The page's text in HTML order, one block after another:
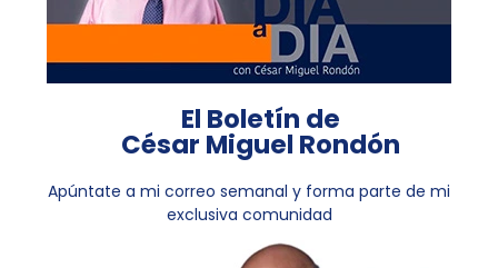
El Boletín de
César Miguel Rondón
Apúntate a mi correo semanal y forma parte de mi
exclusiva comunidad